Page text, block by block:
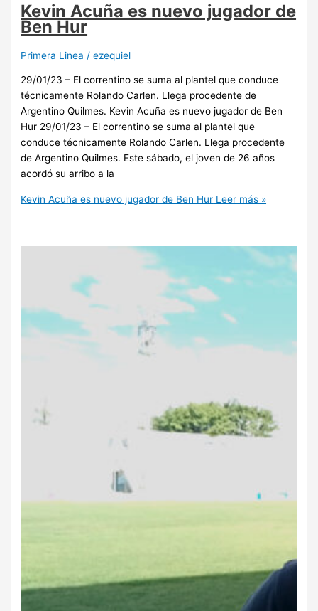
Kevin Acuña es nuevo jugador de
Ben Hur
Primera Linea /ezequiel
29/01/23 – El correntino se suma al plantel que conduce
técnicamente Rolando Carlen. Llega procedente de
Argentino Quilmes. Kevin Acuña es nuevo jugador de Ben
Hur 29/01/23 – El correntino se suma al plantel que
conduce técnicamente Rolando Carlen. Llega procedente
de Argentino Quilmes. Este sábado, el joven de 26 años
acordó su arribo a la
Kevin Acuña es nuevo jugador de Ben Hur Leer más »